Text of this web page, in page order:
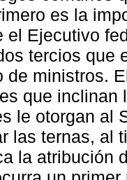
es la
el Ejecutivo
tercios que
de ministros.
que inclinan
le otorgan al
las ternas, al
la atribución